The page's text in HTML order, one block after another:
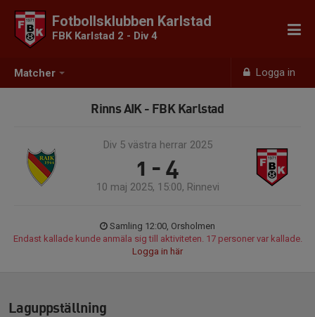
Matcher Logga in
Fotbollsklubben Karlstad
FBK Karlstad 2 - Div 4
Rinns AIK - FBK Karlstad
Div 5 västra herrar 2025
1 - 4
10 maj 2025, 15:00, Rinnevi
Samling 12:00, Orsholmen
Endast kallade kunde anmäla sig till aktiviteten. 17 personer var kallade.
Logga in här
Laguppställning